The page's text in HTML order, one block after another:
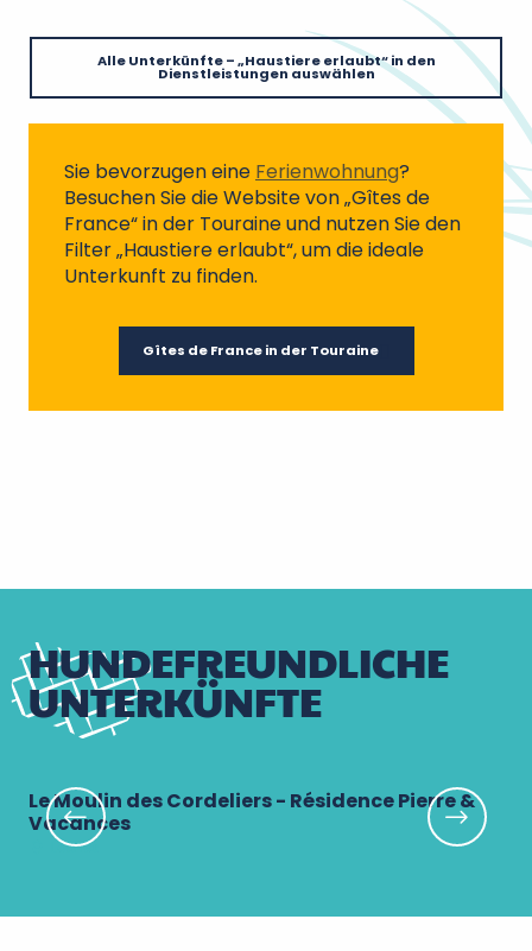
Alle Unterkünfte – „Haustiere erlaubt“ in den
Dienstleistungen auswählen
Sie bevorzugen eine Ferienwohnung?
Besuchen Sie die Website von „Gîtes de
France“ in der Touraine und nutzen Sie den
Filter „Haustiere erlaubt“, um die ideale
Unterkunft zu finden.
Gîtes de France in der Touraine
HUNDEFREUNDLICHE
UNTERKÜNFTE
Le Moulin des Cordeliers - Résidence Pierre &
Vacances
Loches